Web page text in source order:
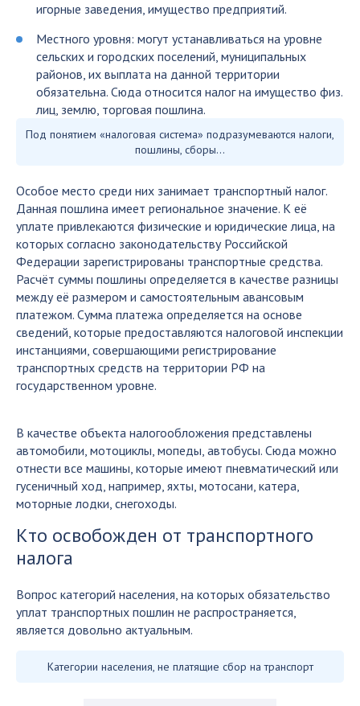
игорные заведения, имущество предприятий.
Местного уровня: могут устанавливаться на уровне
сельских и городских поселений, муниципальных
районов, их выплата на данной территории
обязательна. Сюда относится налог на имущество физ.
лиц, землю, торговая пошлина.
Под понятием «налоговая система» подразумеваются налоги,
пошлины, сборы…
Особое место среди них занимает транспортный налог.
Данная пошлина имеет региональное значение. К её
уплате привлекаются физические и юридические лица, на
которых согласно законодательству Российской
Федерации зарегистрированы транспортные средства.
Расчёт суммы пошлины определяется в качестве разницы
между её размером и самостоятельным авансовым
платежом. Сумма платежа определяется на основе
сведений, которые предоставляются налоговой инспекции
инстанциями, совершающими регистрирование
транспортных средств на территории РФ на
государственном уровне.
В качестве объекта налогообложения представлены
автомобили, мотоциклы, мопеды, автобусы. Сюда можно
отнести все машины, которые имеют пневматический или
гусеничный ход, например, яхты, мотосани, катера,
моторные лодки, снегоходы.
Кто освобожден от транспортного
налога
Вопрос категорий населения, на которых обязательство
уплат транспортных пошлин не распространяется,
является довольно актуальным.
Категории населения, не платящие сбор на транспорт